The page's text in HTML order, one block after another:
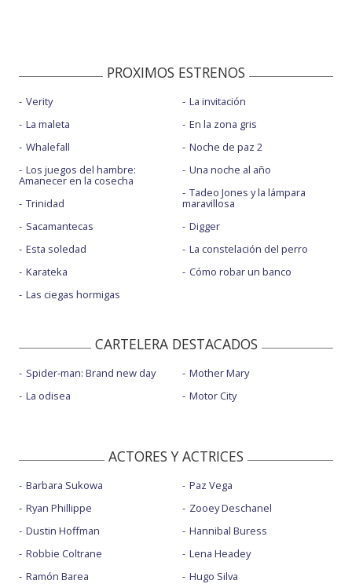
PROXIMOS ESTRENOS
Verity
La maleta
Whalefall
Los juegos del hambre:
Amanecer en la cosecha
Trinidad
Sacamantecas
Esta soledad
Karateka
Las ciegas hormigas
La invitación
En la zona gris
Noche de paz 2
Una noche al año
Tadeo Jones y la lámpara
maravillosa
Digger
La constelación del perro
Cómo robar un banco
CARTELERA DESTACADOS
Spider-man: Brand new day
La odisea
Mother Mary
Motor City
ACTORES Y ACTRICES
Barbara Sukowa
Ryan Phillippe
Dustin Hoffman
Robbie Coltrane
Ramón Barea
Paz Vega
Zooey Deschanel
Hannibal Buress
Lena Headey
Hugo Silva